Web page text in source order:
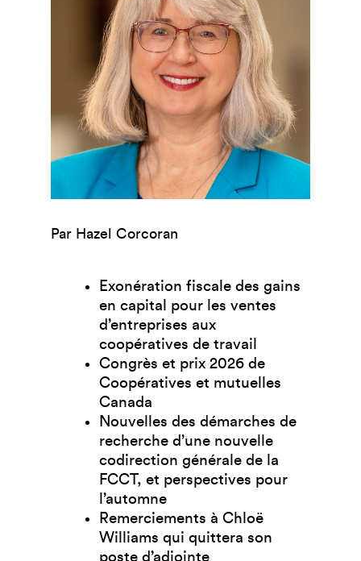
Par Hazel Corcoran
Exonération fiscale des gains
en capital pour les ventes
d’entreprises aux
coopératives de travail
Congrès et prix 2026 de
Coopératives et mutuelles
Canada
Nouvelles des démarches de
recherche d’une nouvelle
codirection générale de la
FCCT, et perspectives pour
l’automne
Remerciements à Chloë
Williams qui quittera son
poste d’adjointe